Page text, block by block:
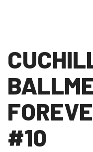
#10